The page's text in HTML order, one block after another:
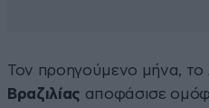
Τον προηγούμενο μήνα, το
Βραζιλίας αποφάσισε